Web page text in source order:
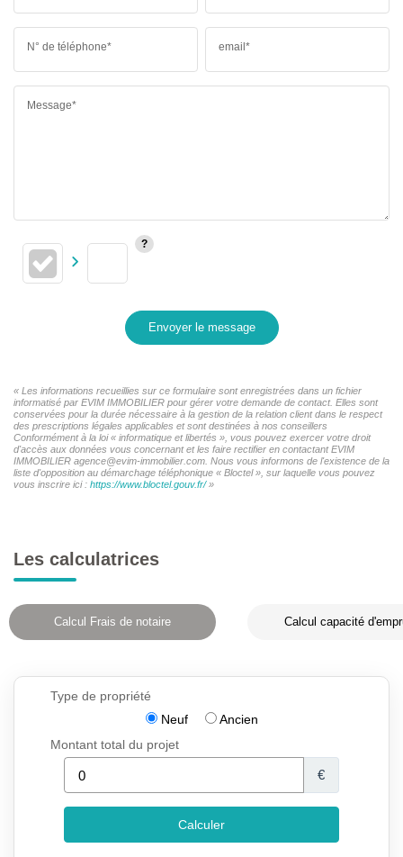
N° de téléphone* email*
Message*
Envoyer le message
« Les informations recueillies sur ce formulaire sont enregistrées dans un fichier
informatisé par EVIM IMMOBILIER pour gérer votre demande de contact. Elles sont
conservées pour la durée nécessaire à la gestion de la relation client dans le respect
des prescriptions légales applicables et sont destinées à nos conseillers
Conformément à la loi « informatique et libertés », vous pouvez exercer votre droit
d'accès aux données vous concernant et les faire rectifier en contactant EVIM
IMMOBILIER agence@evim-immobilier.com. Nous vous informons de l'existence de la
liste d'opposition au démarchage téléphonique « Bloctel », sur laquelle vous pouvez
vous inscrire ici : https://www.bloctel.gouv.fr/»
Les calculatrices
Calcul Frais de notaire Calcul capacité